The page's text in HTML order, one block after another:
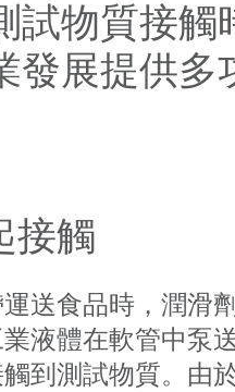
試物質接觸
發展提供多
接觸
送食品時，潤滑
液體在軟管中泵
到測試物質。由